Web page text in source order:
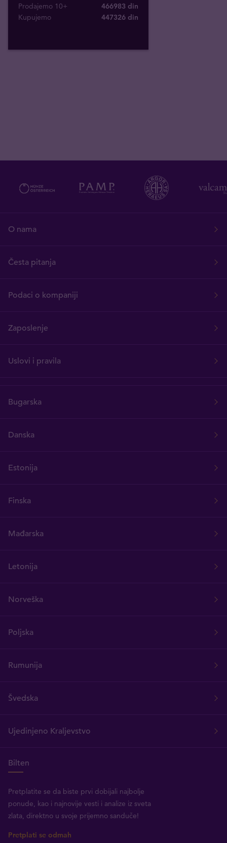
Prodajemo 10+
466983 din
Kupujemo
447326 din
O nama
Česta pitanja
Podaci o kompaniji
Zaposlenje
Uslovi i pravila
Bugarska
Danska
Estonija
Finska
Mađarska
Letonija
Norveška
Poljska
Rumunija
Švedska
Ujedinjeno Kraljevstvo
Bilten
Pretplatite se da biste prvi dobijali najbolje
ponude, kao i najnovije vesti i analize iz sveta
zlata, direktno u svoje prijemno sanduče!
Pretplati se odmah